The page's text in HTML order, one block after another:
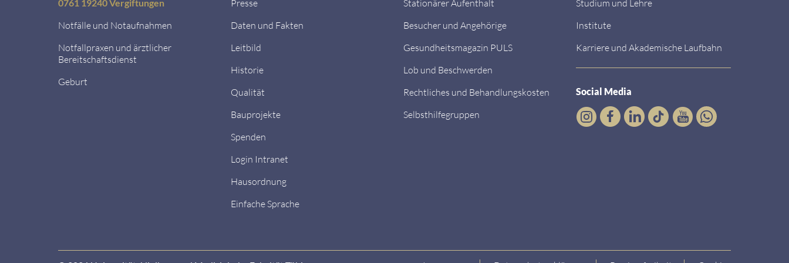
0761 19240 Vergiftungen
Notfälle und Notaufnahmen
Notfallpraxen und ärztlicher
Bereitschaftsdienst
Geburt
Presse
Daten und Fakten
Leitbild
Historie
Qualität
Bauprojekte
Spenden
Login Intranet
Hausordnung
Einfache Sprache
Stationärer Aufenthalt
Besucher und Angehörige
Gesundheitsmagazin PULS
Lob und Beschwerden
Rechtliches und Behandlungskosten
Selbsthilfegruppen
Studium und Lehre
Institute
Karriere und Akademische Laufbahn
Social Media